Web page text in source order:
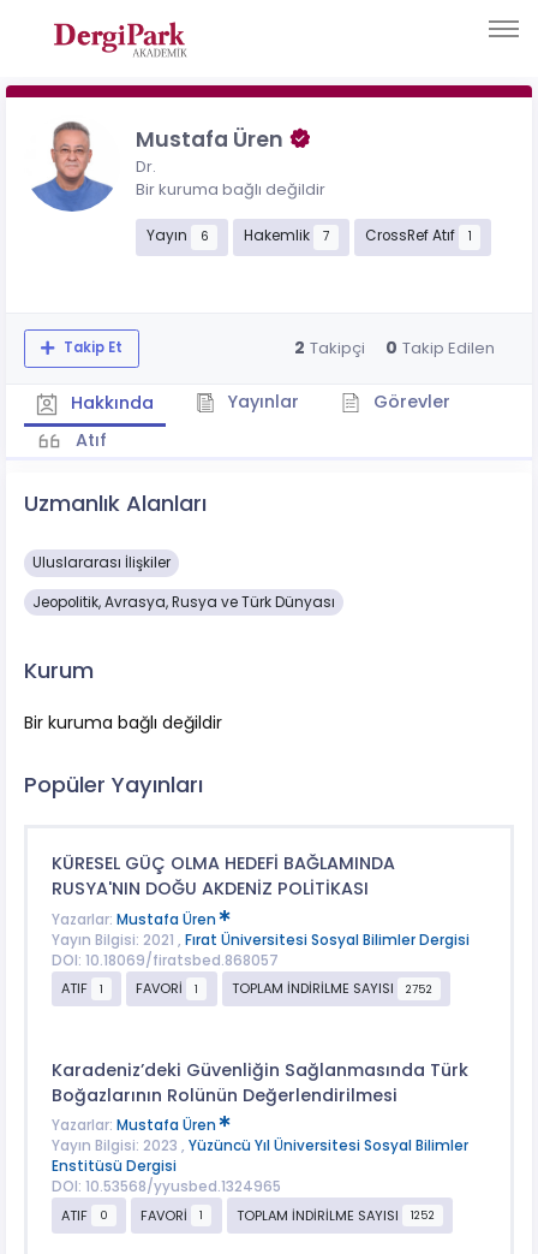
Mustafa Üren
Dr.
Bir kuruma bağlı değildir
Yayın 6 Hakemlik 7 CrossRef Atıf 1
Takip Et 2 Takipçi 0 Takip Edilen
Hakkında Yayınlar
Görevler
Atıf
Uzmanlık Alanları
Uluslararası İlişkiler
Jeopolitik, Avrasya, Rusya ve Türk Dünyası
Kurum
Bir kuruma bağlı değildir
Popüler Yayınları
KÜRESEL GÜÇ OLMA HEDEFİ BAĞLAMINDA
RUSYA'NIN DOĞU AKDENİZ POLİTİKASI
Yazarlar: Mustafa Üren
Yayın Bilgisi: 2021 , Fırat Üniversitesi Sosyal Bilimler Dergisi
DOI: 10.18069/firatsbed.868057
ATIF
1 FAVORİ 1 TOPLAM İNDİRİLME SAYISI 2752
Karadeniz’deki Güvenliğin Sağlanmasında Türk
Boğazlarının Rolünün Değerlendirilmesi
Yazarlar: Mustafa Üren
Yayın Bilgisi: 2023 , Yüzüncü Yıl Üniversitesi Sosyal Bilimler
Enstitüsü Dergisi
DOI: 10.53568/yyusbed.1324965
ATIF
0 FAVORİ 1 TOPLAM İNDİRİLME SAYISI 1252